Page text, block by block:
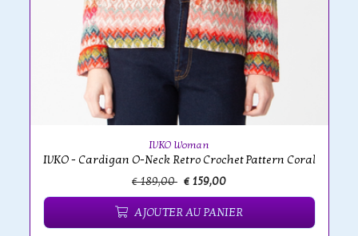
IVKO Woman
IVKO - Cardigan O-Neck Retro Crochet Pattern Coral
€ 189,00 € 159,00
AJOUTER AU PANIER